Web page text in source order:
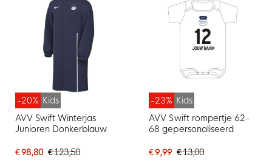
-20% Kids
AVV Swift Winterjas
Junioren Donkerblauw
€ 98,80 € 123,50
-23% Kids
AVV Swift rompertje 62-
68 gepersonaliseerd
€ 9,99 € 13,00